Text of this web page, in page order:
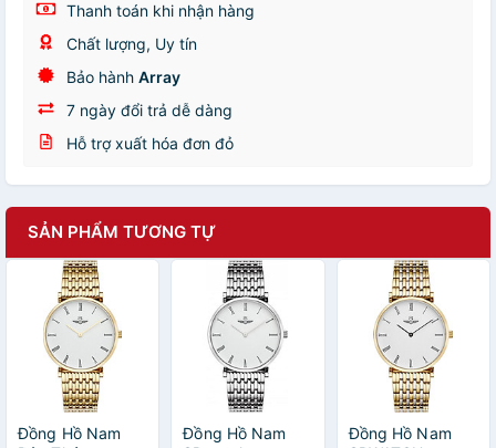
Thanh toán khi nhận hàng
Chất lượng, Uy tín
Bảo hành Array
7 ngày đổi trả dễ dàng
Hỗ trợ xuất hóa đơn đỏ
SẢN PHẨM TƯƠNG TỰ
Đồng Hồ Nam
Đồng Hồ Nam
Đồng Hồ Nam